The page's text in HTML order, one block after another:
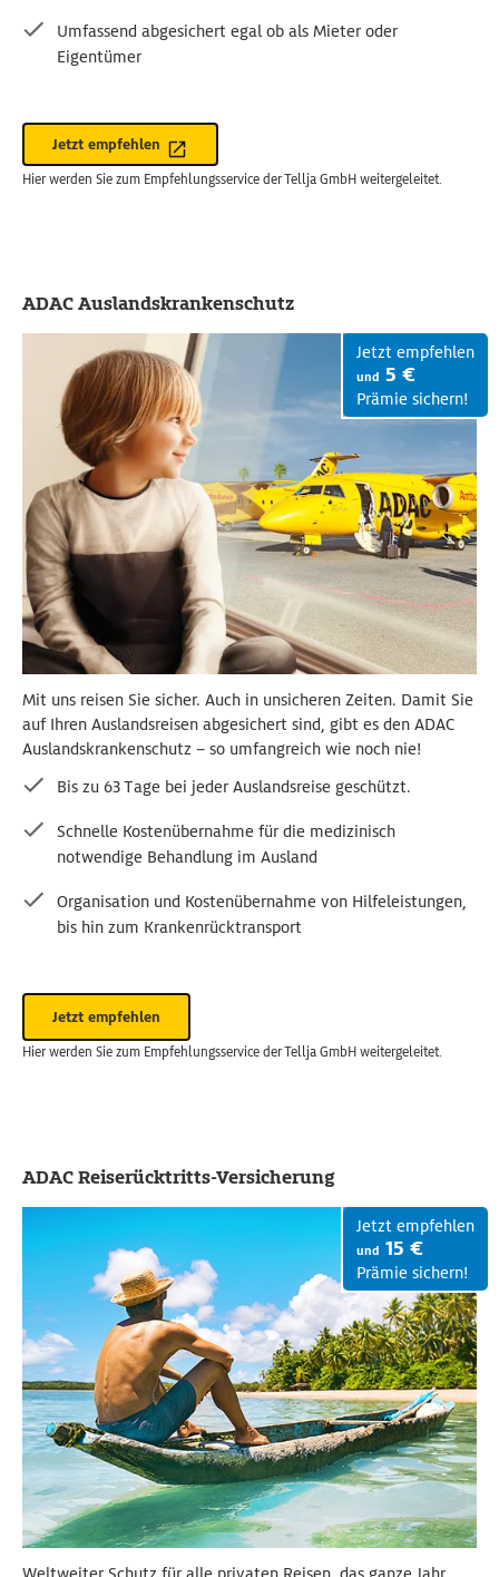
Umfassend abgesichert egal ob als Mieter oder
Eigentümer
Jetzt empfehlen
Hier werden Sie zum Empfehlungsservice der Tellja GmbH weitergeleitet.
ADAC Auslandskrankenschutz
Jetzt empfehlen
und 5 €
Prämie sichern!
Mit uns reisen Sie sicher. Auch in unsicheren Zeiten. Damit Sie
auf Ihren Auslandsreisen abgesichert sind, gibt es den ADAC
Auslandskrankenschutz – so umfangreich wie noch nie!
Bis zu 63 Tage bei jeder Auslandsreise geschützt.
Schnelle Kostenübernahme für die medizinisch
notwendige Behandlung im Ausland
Organisation und Kostenübernahme von Hilfeleistungen,
bis hin zum Krankenrücktransport
Jetzt empfehlen
Hier werden Sie zum Empfehlungsservice der Tellja GmbH weitergeleitet.
ADAC Reiserücktritts-Versicherung
Jetzt empfehlen
und 15 €
Prämie sichern!